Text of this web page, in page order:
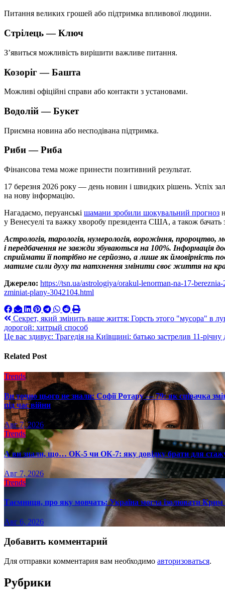
Питання великих грошей або підтримка впливової людини.
Стрілець — Ключ
З’явиться можливість вирішити важливе питання.
Козоріг — Башта
Можливі офіційні справи або контакти з установами.
Водолій — Букет
Приємна новина або несподівана підтримка.
Риби — Риба
Фінансова тема може принести позитивний результат.
17 березня 2026 року — день новин і швидких рішень. Успіх
на нову інформацію.
Нагадаємо, перуанські шамани зробили шокувальний прогноз
у Венесуелі та важку хворобу президента США, а також бачать
Астрологія, тарологія, нумерологія, ворожіння, пророцтво,
і передбачення не завжди збуваються на 100%. Інформація
сприймати її потрібно не серйозно, а лише як
матиме сили духу та натхнення змінити своє життя на
Джерело: https://tsn.ua/astrologiya/orakul-lenorman-na-17-
zminiat-plany-3042104.html
Навигация
по
Секрет, який змінить ваше життя: Горсть этого "мусора" в
дорогой: хитрый способ
Це вас здивує: Трагедія на Київщині: батько застрелив 11-
Related Post
Trends
Ви точно цього не знали: Софії Ротару — 79: як співачка
під час війни
Авг 7, 2026
Trends
А ви знали, що… ОК-5 чи ОК-7: яку довідку брати для
Авг 7, 2026
Trends
Таємниця, про яку мовчать: Україна могла ізолювати
Авг 6, 2026
Добавить комментарий
Для отправки комментария вам необходимо авторизоваться.
Рубрики